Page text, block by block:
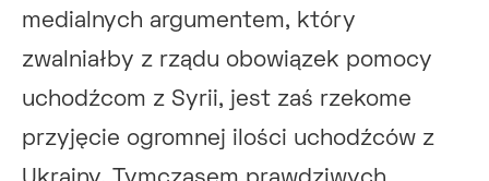
medialnych argumentem, który
zwalniałby z rządu obowiązek pomocy
uchodźcom z Syrii, jest zaś rzekome
przyjęcie ogromnej ilości uchodźców z